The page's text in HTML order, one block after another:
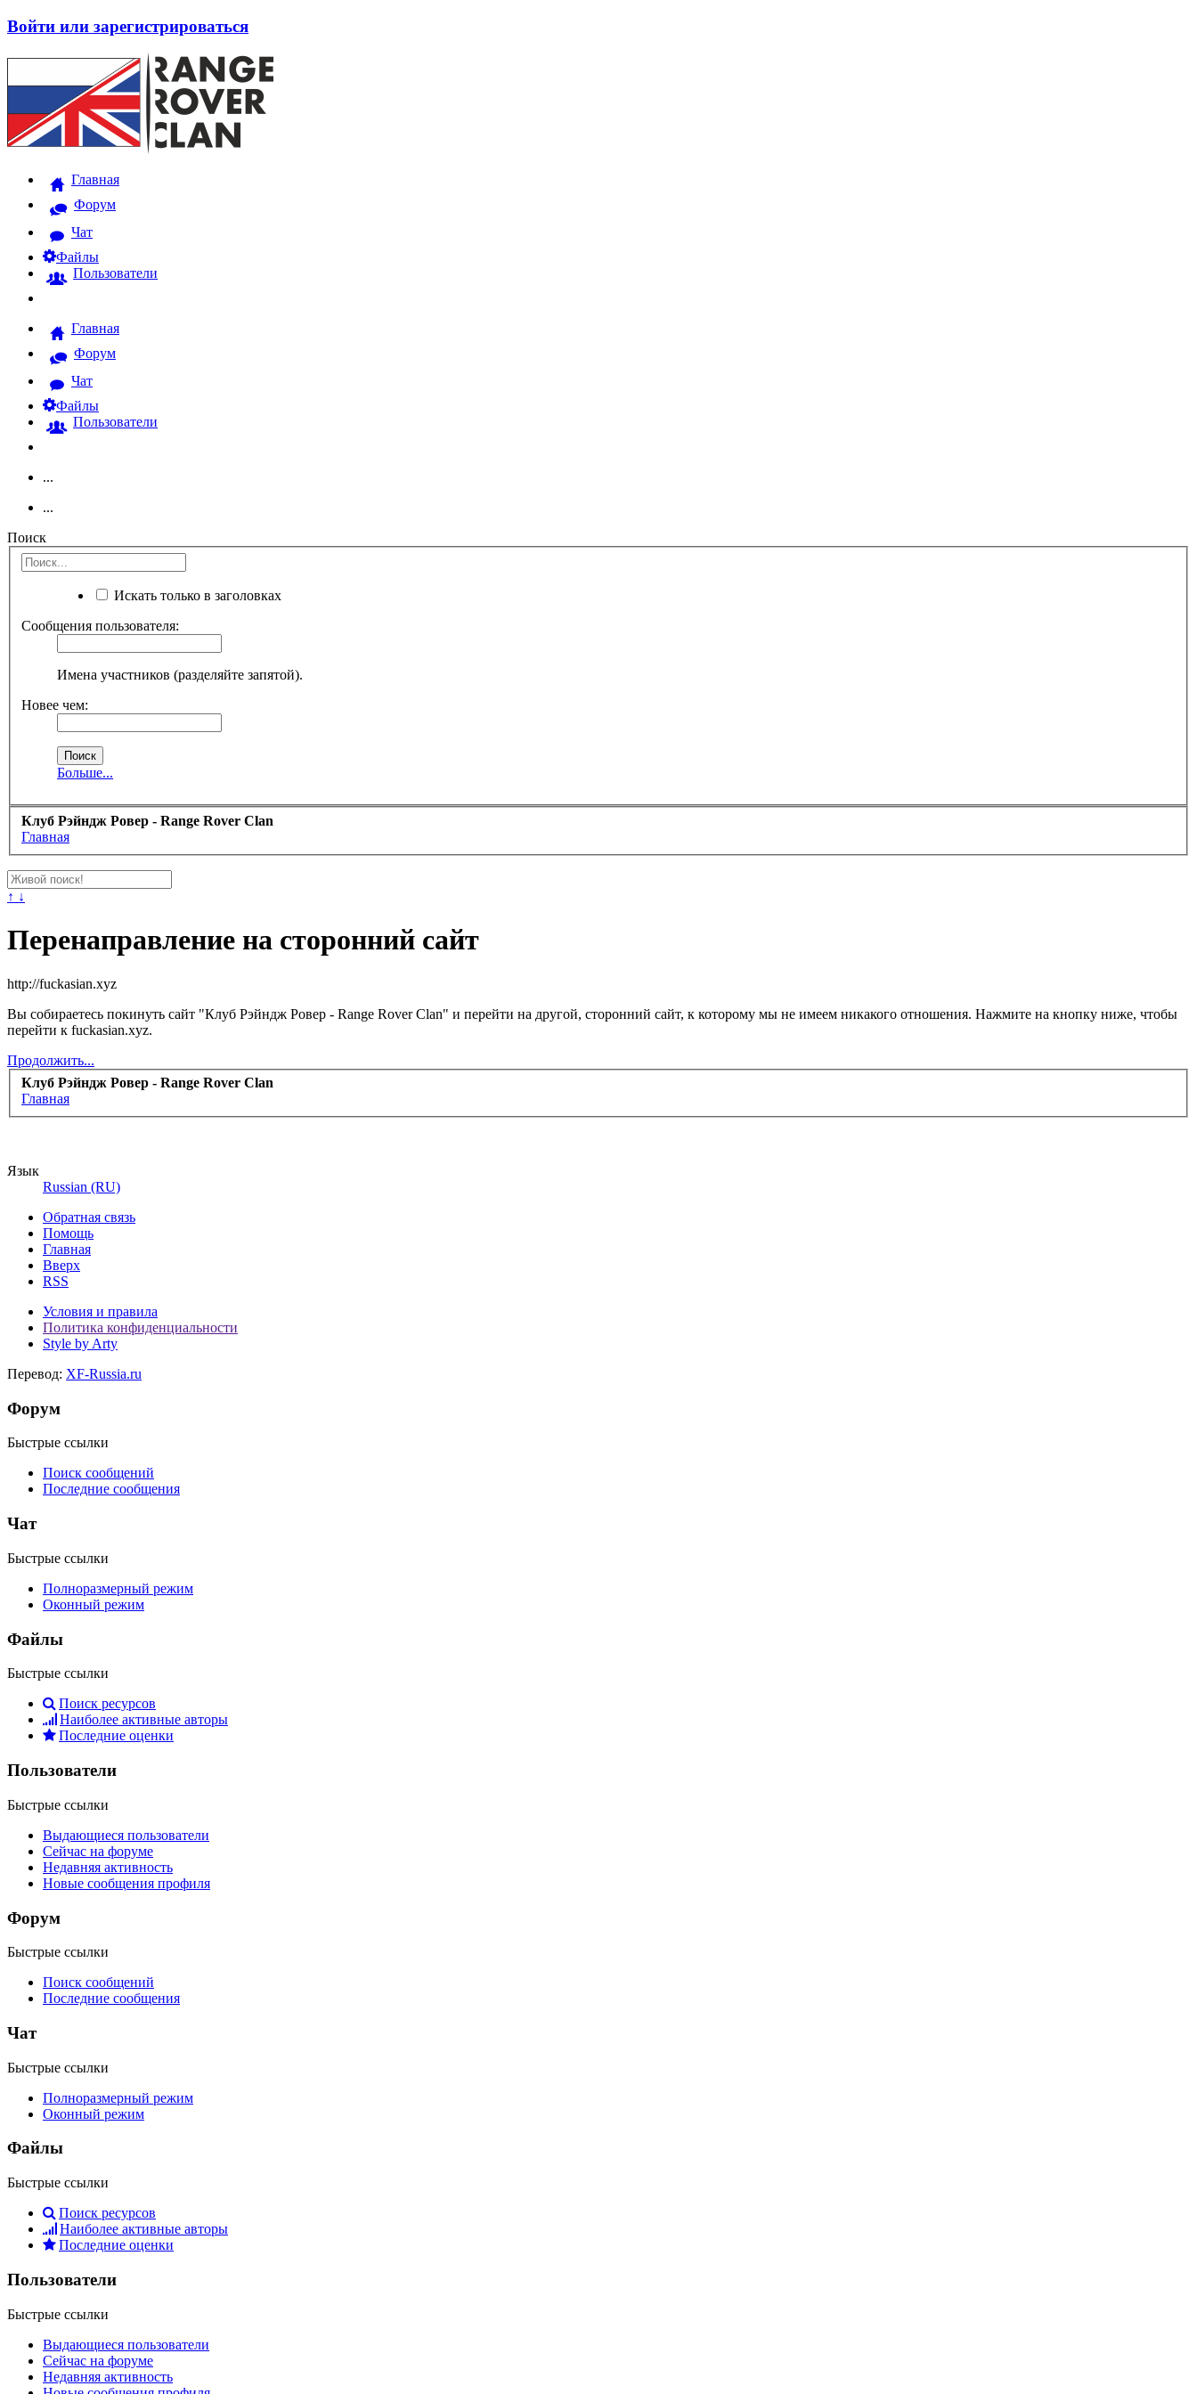
Войти или зарегистрироваться
Главная
Форум
Чат
Файлы
Пользователи
Главная
Форум
Чат
Файлы
Пользователи
...
...
Поиск
Искать только в заголовках
Сообщения пользователя:
Имена участников (разделяйте запятой).
Новее чем:
Больше...
Клуб Рэйндж Ровер - Range Rover Clan
Главная
↑ ↓
Перенаправление на сторонний сайт
http://fuckasian.xyz
Вы собираетесь покинуть сайт "Клуб Рэйндж Ровер - Range Rover Clan" и перейти на другой, сторонний сайт, к которому мы не имеем никакого отношения. Нажмите на кнопку ниже, чтобы
перейти к fuckasian.xyz.
Продолжить...
Клуб Рэйндж Ровер - Range Rover Clan
Главная
Язык
Russian (RU)
Обратная связь
Помощь
Главная
Вверх
RSS
Условия и правила
Политика конфиденциальности
Style by Arty
Перевод: XF-Russia.ru
Форум
Быстрые ссылки
Поиск сообщений
Последние сообщения
Чат
Быстрые ссылки
Полноразмерный режим
Оконный режим
Файлы
Быстрые ссылки
Поиск ресурсов
Наиболее активные авторы
Последние оценки
Пользователи
Быстрые ссылки
Выдающиеся пользователи
Сейчас на форуме
Недавняя активность
Новые сообщения профиля
Форум
Быстрые ссылки
Поиск сообщений
Последние сообщения
Чат
Быстрые ссылки
Полноразмерный режим
Оконный режим
Файлы
Быстрые ссылки
Поиск ресурсов
Наиболее активные авторы
Последние оценки
Пользователи
Быстрые ссылки
Выдающиеся пользователи
Сейчас на форуме
Недавняя активность